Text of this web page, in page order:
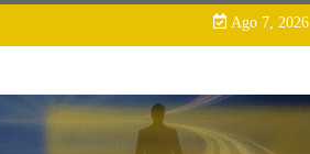
Ago 7, 2026